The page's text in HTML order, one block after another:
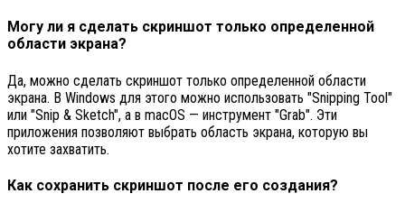
Могу ли я сделать скриншот только определенной
области экрана?
Да, можно сделать скриншот только определенной области
экрана. В Windows для этого можно использовать "Snipping Tool"
или "Snip & Sketch", а в macOS — инструмент "Grab". Эти
приложения позволяют выбрать область экрана, которую вы
хотите захватить.
Как сохранить скриншот после его создания?